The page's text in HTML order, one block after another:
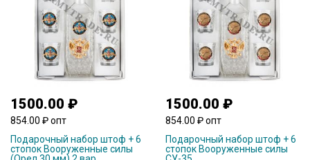
1500.00 ₽
854.00 ₽ опт
Подарочный набор штоф + 6
стопок Вооруженные силы
1500.00 ₽
854.00 ₽ опт
Подарочный набор штоф + 6
стопок Вооруженные силы